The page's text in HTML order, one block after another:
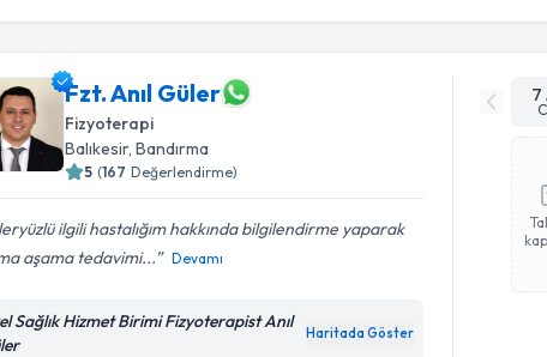
Fzt. Anıl Güler
Fizyoterapi
Balıkesir, Bandırma
5 (167 Değerlendirme)
ilgili hastalığım hakkında bilgilendirme yaparak
aşama tedavimi...
Devamı
Sağlık Hizmet Birimi Fizyoterapist Anıl
Haritada Göster
7